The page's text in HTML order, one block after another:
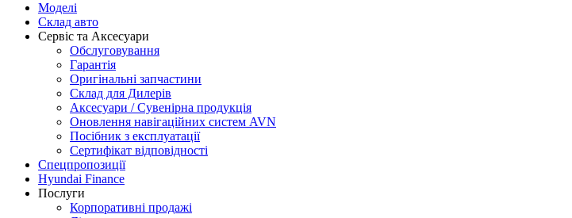
Моделі
Склад авто
Сервіс та Аксесуари
Обслуговування
Гарантія
Оригінальні запчастини
Склад для Дилерів
Аксесуари / Сувенірна продукція
Оновлення навігаційних систем AVN
Посібник з експлуатації
Сертифікат відповідності
Спецпропозиції
Hyundai Finance
Послуги
Корпоративні продажі